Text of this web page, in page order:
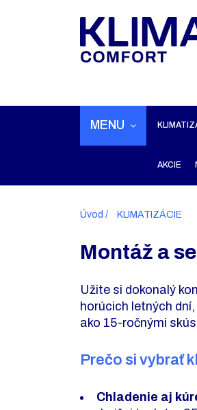
MENU
AKCIE
Úvod KLIMATIZÁCIE
Montáž a
Užite si dokonalý
horúcich letných
ako 15-ročnými
Prečo si vybrať
Chladenie aj